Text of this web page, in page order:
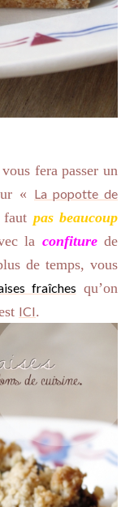
fera passer un
« La popotte de
pas beaucoup
la confiturede
de temps, vous
fraîches qu’on
ICI.